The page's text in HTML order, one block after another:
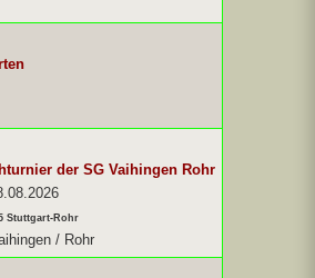
der SG Vaihingen Rohr
Stuttgart-Rohr
/ Rohr